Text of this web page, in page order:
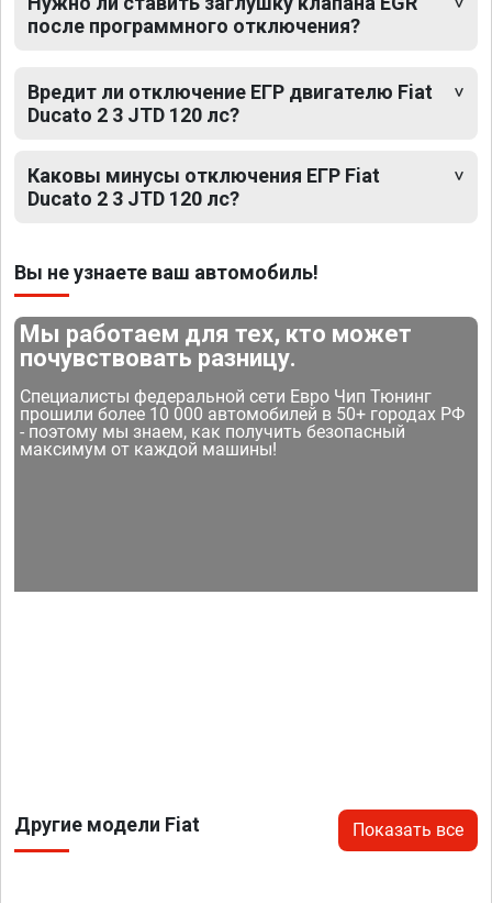
после программного отключения?
Вредит ли отключение ЕГР двигателю Fiat
Ducato 2 3 JTD 120 лс?
Каковы минусы отключения ЕГР Fiat
Ducato 2 3 JTD 120 лс?
Вы не узнаете ваш автомобиль!
Мы работаем для тех, кто может
почувствовать разницу.
Специалисты федеральной сети Евро Чип Тюнинг
прошили более 10 000 автомобилей в 50+ городах РФ
- поэтому мы знаем, как получить безопасный
максимум от каждой машины!
Другие модели Fiat Показать все